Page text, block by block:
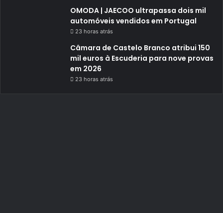
OMODA | JAECOO ultrapassa dois mil
automóveis vendidos em Portugal
23 horas atrás
Câmara de Castelo Branco atribui 150
mil euros à Escuderia para nove provas
em 2026
23 horas atrás